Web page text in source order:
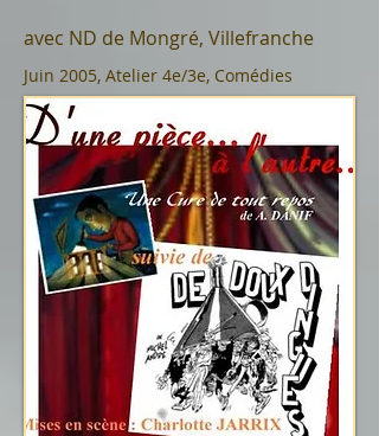
avec ND de Mongré, Villefranche
Juin 2005, Atelier 4e/3e, Comédies